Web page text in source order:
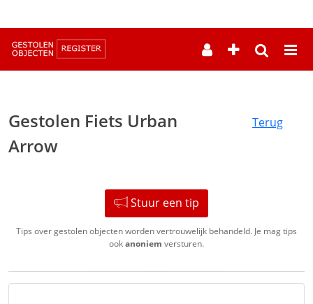
Gestolen Fiets Urban
Arrow
Terug
Stuur een tip
Tips over gestolen objecten worden vertrouwelijk behandeld. Je mag tips
ookanoniem versturen.